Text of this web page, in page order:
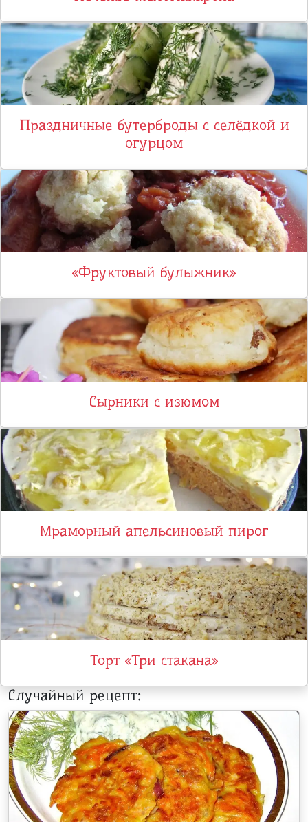
Праздничные бутерброды с селёдкой и
огурцом
«Фруктовый булыжник»
Сырники с изюмом
Мраморный апельсиновый пирог
Торт «Три стакана»
Случайный рецепт: